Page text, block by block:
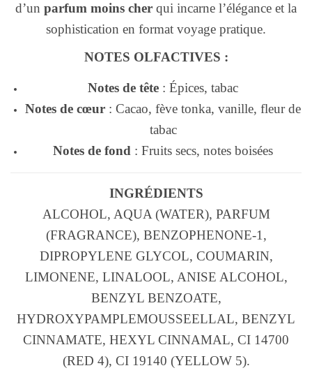
d’un parfum moins cher qui incarne l’élégance et la
sophistication en format voyage pratique.
NOTES OLFACTIVES :
Notes de tête : Épices, tabac
Notes de cœur : Cacao, fève tonka, vanille, fleur de
tabac
Notes de fond : Fruits secs, notes boisées
INGRÉDIENTS
ALCOHOL, AQUA (WATER), PARFUM
(FRAGRANCE), BENZOPHENONE-1,
DIPROPYLENE GLYCOL, COUMARIN,
LIMONENE, LINALOOL, ANISE ALCOHOL,
BENZYL BENZOATE,
HYDROXYPAMPLEMOUSSEELLAL, BENZYL
CINNAMATE, HEXYL CINNAMAL, CI 14700
(RED 4), CI 19140 (YELLOW 5).